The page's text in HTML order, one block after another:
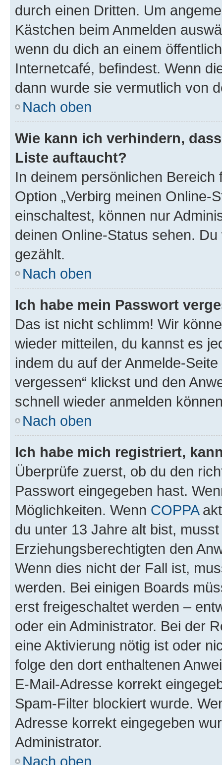
durch einen Dritten. Um
Kästchen beim Anmelden
wenn du dich an einem
Internetcafé, befindest. Wenn
dann wurde sie vermutlich von
Nach oben
Wie kann ich verhindern,
Liste auftaucht?
In deinem persönlichen
Option „Verbirg meinen Online-
einschaltest, können nur
deinen Online-Status sehen.
gezählt.
Nach oben
Ich habe mein Passwort
Das ist nicht schlimm! Wir
wieder mitteilen, du kannst es
indem du auf der Anmelde-
vergessen“ klickst und den
schnell wieder anmelden
Nach oben
Ich habe mich registriert,
Überprüfe zuerst, ob du den
Passwort eingegeben hast.
Möglichkeiten. Wenn COPPA
du unter 13 Jahre alt bist,
Erziehungsberechtigten den
Wenn dies nicht der Fall ist,
werden. Bei einigen Boards
erst freigeschaltet werden –
oder ein Administrator. Bei der
eine Aktivierung nötig ist oder
folge den dort enthaltenen
E-Mail-Adresse korrekt
Spam-Filter blockiert wurde.
Adresse korrekt eingegeben
Administrator.
Nach oben